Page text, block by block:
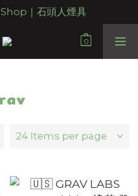
｜石頭人煙具
24 Items per page